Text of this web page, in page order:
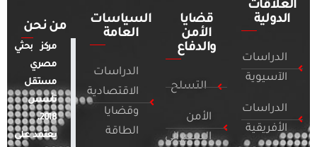
العلاقات
الدولية
الدراسات
الآسيوية
الدراسات
الأفريقية
قضايا
الأمن
والدفاع
التسلح
الأمن
السيبراني
السياسات
العامة
الدراسات
الاقتصادية
وقضايا
الطاقة
من نحن
مركز بحثي
مصري
مستقل
تأسس
2018.
يعتمد على